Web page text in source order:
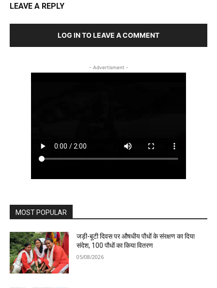
LEAVE A REPLY
LOG IN TO LEAVE A COMMENT
- Advertisment -
MOST POPULAR
जड़ी-बूटी दिवस पर औषधीय पौधों के संरक्षण का दिया
संदेश, 100 पौधों का किया वितरण
05/08/2026